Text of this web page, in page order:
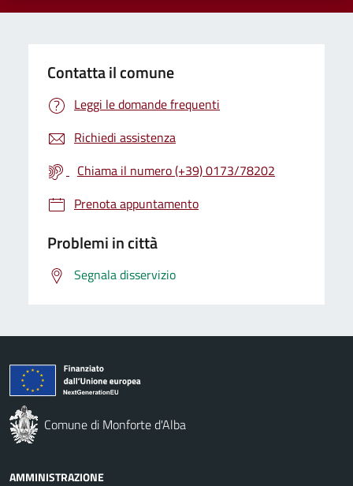
Contatta il comune
Leggi le domande frequenti
Richiedi assistenza
Chiama il numero (+39) 0173/78202
Prenota appuntamento
Problemi in città
Segnala disservizio
Comune di Monforte d'Alba
AMMINISTRAZIONE